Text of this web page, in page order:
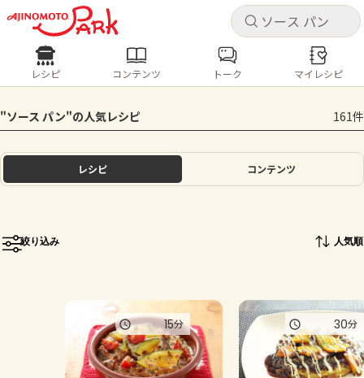
キャ
ログインするとレシピを保存できます
ログイン
ホーム
トーク
よくあるお問い合わせ
キャ
レシピ コンテンツ
人気の食材・レシピ
きゅうり なす トマト とうもろこし
ピーマン
レシピ コンテンツ トーク マイレシピ
"ソース パン"の人気レシピ 161件
レシピ コンテンツ
絞り込み 人気順
15分 30分